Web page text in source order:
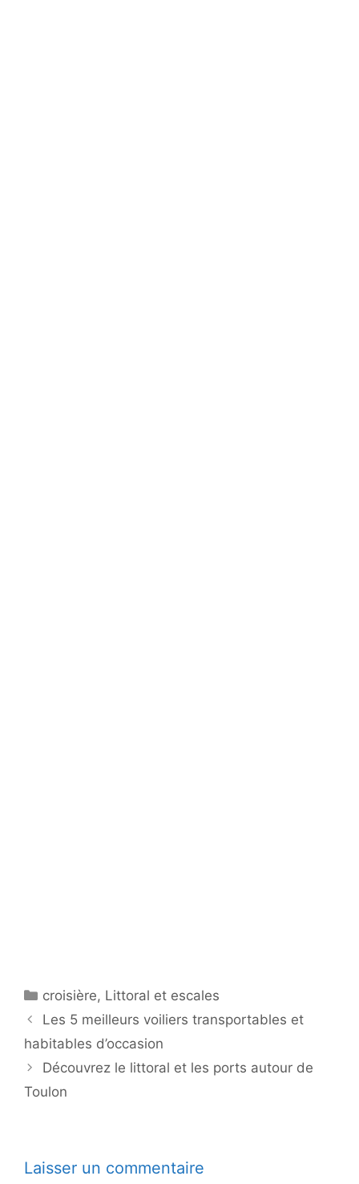
Catégories
croisière, Littoral et escales
Les 5 meilleurs voiliers transportables et
habitables d’occasion
Découvrez le littoral et les ports autour de
Toulon
Laisser un commentaire